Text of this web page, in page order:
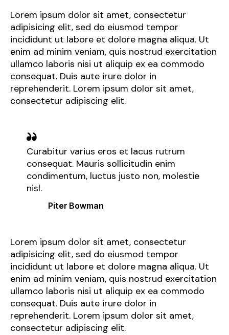
Lorem ipsum dolor sit amet, consectetur
adipisicing elit, sed do eiusmod tempor
incididunt ut labore et dolore magna aliqua. Ut
enim ad minim veniam, quis nostrud exercitation
ullamco laboris nisi ut aliquip ex ea commodo
consequat. Duis aute irure dolor in
reprehenderit. Lorem ipsum dolor sit amet,
consectetur adipiscing elit.
Curabitur varius eros et lacus rutrum
consequat. Mauris sollicitudin enim
condimentum, luctus justo non, molestie
nisl.
Piter Bowman
Lorem ipsum dolor sit amet, consectetur
adipisicing elit, sed do eiusmod tempor
incididunt ut labore et dolore magna aliqua. Ut
enim ad minim veniam, quis nostrud exercitation
ullamco laboris nisi ut aliquip ex ea commodo
consequat. Duis aute irure dolor in
reprehenderit. Lorem ipsum dolor sit amet,
consectetur adipiscing elit.